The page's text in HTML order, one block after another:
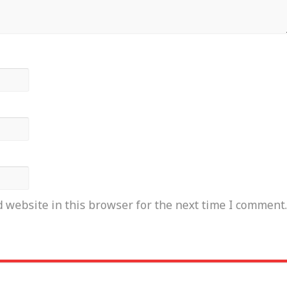
website in this browser for the next time I comment.